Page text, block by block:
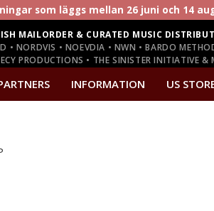
som läggs mellan 26 juni och 14
MAILORDER & CURATED MUSIC
• NORDVIS • NOEVDIA • NWN • BARDO
PRODUCTIONS • THE SINISTER INITIATIVE &
INFORMATION US